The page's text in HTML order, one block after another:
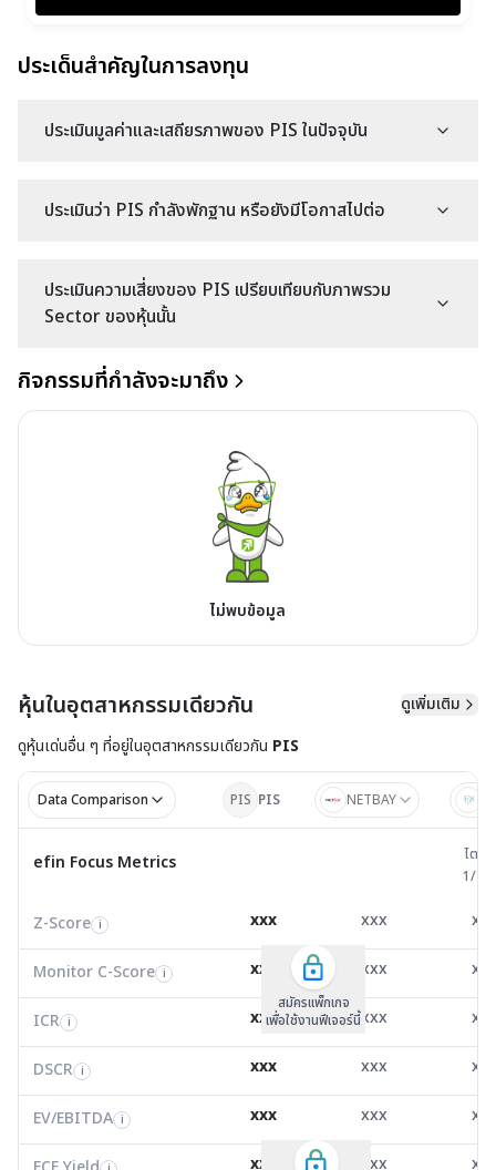
ประเด็นสำคัญในการลงทุน
ประเมินมูลค่าและเสถียรภาพของ PIS ในปัจจุบัน
ประเมินว่า PIS กำลังพักฐาน หรือยังมีโอกาสไปต่อ
ประเมินความเสี่ยงของ PIS เปรียบเทียบกับภาพรวม
Sector ของหุ้นนั้น
กิจกรรมที่กำลังจะมาถึง
ไม่พบข้อมูล
หุ้นในอุตสาหกรรมเดียวกัน
ดูเพิ่มเติม
ดูหุ้นเด่นอื่น ๆ ที่อยู่ในอุตสาหกรรมเดียวกัน PIS
Data Comparison PIS PIS NETBAY
efin Focus Metrics ไตรมาส
Z-Score i 2.35 14.60
Monitor C-Score
0.00 0.00
ICR i 7.26 117.18
-
DSCR
EV/EBITDA
9.27 50,341.00
FCF Yield i 0.00 0.00
FCF/Net Income
0.00 0.00
efin Focus Metrics
ไตรม
1/
Z-Score i
Monitor C-Score i
ICR i
DSCR i
สมัครแพ็คเกจ B
เพื่อใช้งานฟีเจอร์นี้
EV/EBITDA
FCF Yield i
FCF/Net Income
Net Debt/EBITDA
ROIC i
สมัครแพ็คเกจ B
เพื่อใช้งานฟีเจอร์นี้
Z-Score i xxx xxx
Monitor C-Score i xxx xxx
ICR i xxx xxx
DSCR i xxx xxx
สมัครแพ็กเกจ
เพื่อใช้งานฟีเจอร์นี้
EV/EBITDA i xxx xxx
xxx xxx